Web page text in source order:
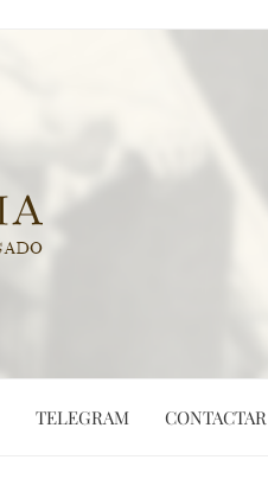
TELEGRAM CONTACTAR